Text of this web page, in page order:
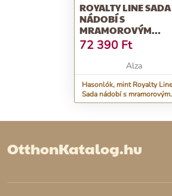
ROYALTY LINE SADA
NÁDOBÍ S
MRAMOROVÝM
POVRCHEM 14 KS
SYSTÉM RL-ES2014M,
72 390 Ft
Alza
Hasonlók, mint Royalty Line
Sada nádobí s mramorovým
povrchem 14 ks CLICK
OtthonKatalog.hu